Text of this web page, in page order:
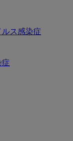
ス感染症
症